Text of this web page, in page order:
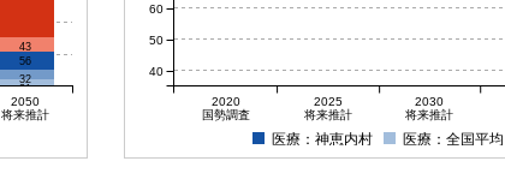
21
32
56
43
2050
将来推計
2020
国勢調査
2025
将来推計
2030
将来推計
40
50
60
医療：神恵内村 医療：全国平均